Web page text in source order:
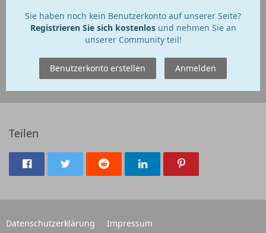
Sie haben noch kein Benutzerkonto auf unserer Seite?
Registrieren Sie sich kostenlosund nehmen Sie an
unserer Community teil!
Benutzerkonto erstellen Anmelden
Teilen
Datenschutzerklärung Impressum